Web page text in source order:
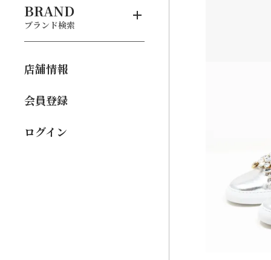
BRAND
ブランド検索
店舗情報
会員登録
ログイン